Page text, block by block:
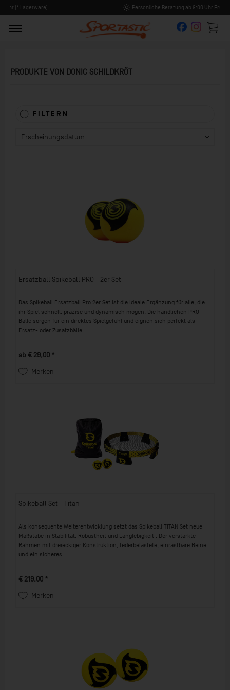
Persönliche Beratung ab 8:00 Uhr Früh (Mo-Fr)
PRODUKTE VON DONIC SCHILDKRÖT
FILTERN
Ersatzball Spikeball PRO - 2er Set
Das Spikeball Ersatzball Pro 2er Set ist die ideale Ergänzung für alle, die
ihr Spiel schnell, präzise und dynamisch mögen. Die handlichen PRO-
Bälle sorgen für ein direktes Spielgefühl und eignen sich perfekt als
Ersatz- oder Zusatzbälle...
ab € 29,00 *
Merken
Spikeball Set - Titan
Als konsequente Weiterentwicklung setzt das Spikeball TITAN Set neue
Maßstäbe in Stabilität, Robustheit und Langlebigkeit . Der verstärkte
Rahmen mit dreieckiger Konstruktion, federbelastete, einrastbare Beine
und ein sicheres...
€ 219,00 *
Merken